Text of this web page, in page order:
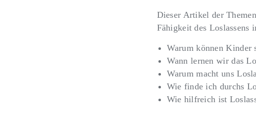
Dieser Artikel der
Fähigkeit des Loslassens
Warum können Kinder
Wann lernen wir das
Warum macht uns
Wie finde ich durchs
Wie hilfreich ist